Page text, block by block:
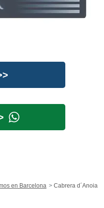
en Barcelona Cabrera d´Anoia